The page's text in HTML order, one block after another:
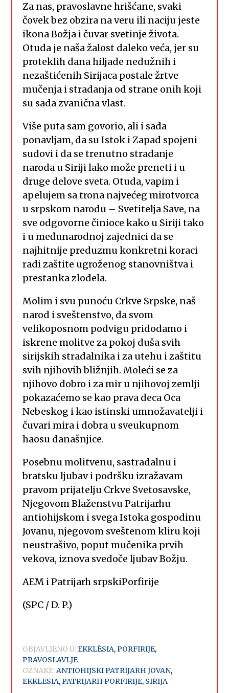
Za nas, pravoslavne hrišćane, svaki
čovek bez obzira na veru ili naciju jeste
ikona Božja i čuvar svetinje života.
Otuda je naša žalost daleko veća, jer su
proteklih dana hiljade nedužnih i
nezaštićenih Sirijaca postale žrtve
mučenja i stradanja od strane onih koji
su sada zvanična vlast.
Više puta sam govorio, ali i sada
ponavljam, da su Istok i Zapad spojeni
sudovi i da se trenutno stradanje
naroda u Siriji lako može preneti i u
druge delove sveta. Otuda, vapim i
apelujem sa trona najvećeg mirotvorca
u srpskom narodu – Svetitelja Save, na
sve odgovorne činioce kako u Siriji tako
i u međunarodnoj zajednici da se
najhitnije preduzmu konkretni koraci
radi zaštite ugroženog stanovništva i
prestanka zlodela.
Molim i svu punoću Crkve Srpske, naš
narod i sveštenstvo, da svom
velikoposnom podvigu pridodamo i
iskrene molitve za pokoj duša svih
sirijskih stradalnika i za utehu i zaštitu
svih njihovih bližnjih. Moleći se za
njihovo dobro i za mir u njihovoj zemlji
pokazaćemo se kao prava deca Oca
Nebeskog i kao istinski umnožavatelji i
čuvari mira i dobra u sveukupnom
haosu današnjice.
Posebnu molitvenu, sastradalnu i
bratsku ljubav i podršku izražavam
pravom prijatelju Crkve Svetosavske,
Njegovom Blaženstvu Patrijarhu
antiohijskom i svega Istoka gospodinu
Jovanu, njegovom sveštenom kliru koji
neustrašivo, poput mučenika prvih
vekova, iznova svedoče ljubav Božju.
AEM i Patrijarh srpskiPorfirije
(SPC / D. P.)
OBJAVLJENO U:EKKLĒSIA,PORFIRIJE,
PRAVOSLAVLJE
OZNAKE:ANTIOHIJSKI PATRIJARH JOVAN,
EKKLESIA,PATRIJARH PORFIRIJE, SIRIJA